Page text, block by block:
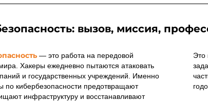
вызов, миссия,
— это работа на передовой
Хакеры ежедневно пытаются атаковать
и государственных учреждений. Именно
по кибербезопасности предотвращают
инфраструктуру и восстанавливают
Это